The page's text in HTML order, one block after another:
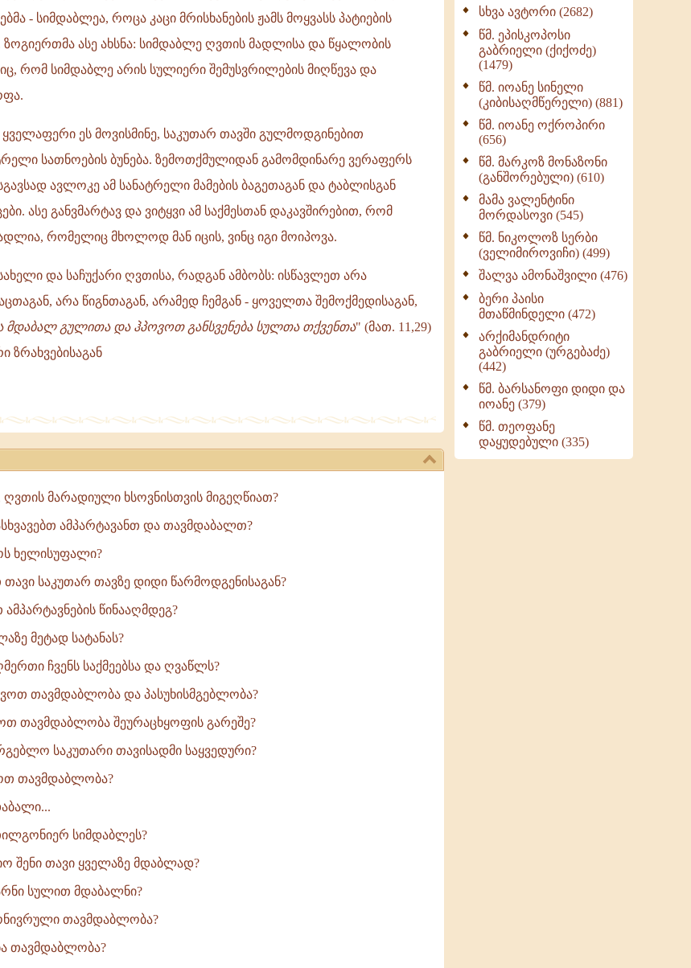
- სიმდაბლეა, როცა კაცი მრისხანების ჟამს მოყვასს პატიების
ასე ახსნა: სიმდაბლე ღვთის მადლისა და წყალობის
რომ სიმდაბლე არის სულიერი შემუსვრილების მიღწევა და
ეს მოვისმინე, საკუთარ თავში გულმოდგინებით
სათნოების ბუნება. ზემოთქმულიდან გამომდინარე ვერაფერს
ავლოკე ამ სანატრელი მამების ბაგეთაგან და ტაბლისგან
ასე განვმარტავ და ვიტყვი ამ საქმესთან დაკავშირებით, რომ
რომელიც მხოლოდ მან იცის, ვინც იგი მოიპოვა.
და საჩუქარი ღვთისა, რადგან ამბობს: ისწავლეთ არა
არა წიგნთაგან, არამედ ჩემგან - ყოველთა შემოქმედისაგან,
მდაბალ გულითა და ჰპოვოთ განსვენება სულთა თქვენთა" (მათ. 11,29)
ზრახვებისაგან
მარადიული ხსოვნისთვის მიგეღწიათ?
ამპარტავანთ და თავმდაბალთ?
ხელისუფალი?
საკუთარ თავზე დიდი წარმოდგენისაგან?
წინააღმდეგ?
მეტად სატანას?
ჩვენს საქმეებსა და ღვაწლს?
თავმდაბლობა და პასუხისმგებლობა?
თავმდაბლობა შეურაცხყოფის გარეშე?
საკუთარი თავისადმი საყვედური?
თავმდაბლობა?
სიმდაბლეს?
შენი თავი ყველაზე მდაბლად?
სულით მდაბალნი?
თავმდაბლობა?
თავმდაბლობა?
სულიერი ცხოვრების
სახელმძღვანელო -
ნაწილი II (369)
ღმერთი და ადამიანები
(287)
ბერის დიადემა (278)
მონაზვნური
გამოცდილების
ოთხი ასეული თავი
სიყვარულის შესახებ
(259)
სხვა ავტორი (2682)
წმ. ეპისკოპოსი
გაბრიელი (ქიქოძე)
(1479)
წმ. იოანე სინელი
(კიბისაღმწერელი) (881)
წმ. იოანე ოქროპირი
(656)
წმ. მარკოზ მონაზონი
(განშორებული) (610)
მამა ვალენტინი
მორდასოვი (545)
წმ. ნიკოლოზ სერბი
(ველიმიროვიჩი) (499)
შალვა ამონაშვილი (476)
ბერი პაისი
მთაწმინდელი (472)
არქიმანდრიტი
გაბრიელი (ურგებაძე)
(442)
წმ. ბარსანოფი დიდი და
იოანე (379)
წმ. თეოფანე
დაყუდებული (335)